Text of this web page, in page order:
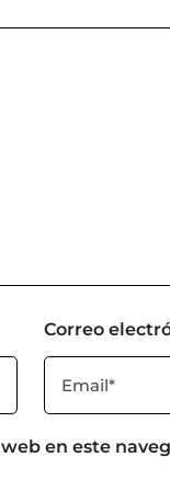
Correo
en este